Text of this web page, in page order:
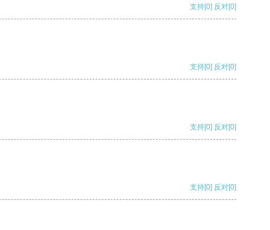
支持[0] 反对[0]
支持[0] 反对[0]
支持[0] 反对[0]
支持[0] 反对[0]